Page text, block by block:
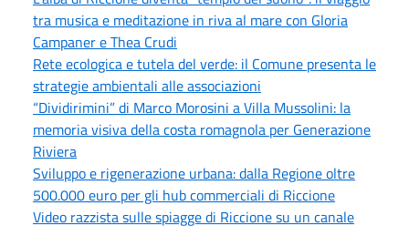
tra musica e meditazione in riva al mare con Gloria
Campaner e Thea Crudi
Rete ecologica e tutela del verde: il Comune presenta le
strategie ambientali alle associazioni
“Dividirimini” di Marco Morosini a Villa Mussolini: la
memoria visiva della costa romagnola per Generazione
Riviera
Sviluppo e rigenerazione urbana: dalla Regione oltre
500.000 euro per gli hub commerciali di Riccione
Video razzista sulle spiagge di Riccione su un canale